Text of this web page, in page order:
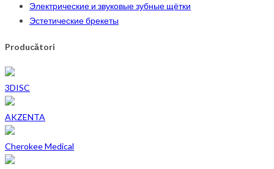
Электрические и звуковые зубные щётки
Эстетические брекеты
Producători
3DISC
AKZENTA
Cherokee Medical